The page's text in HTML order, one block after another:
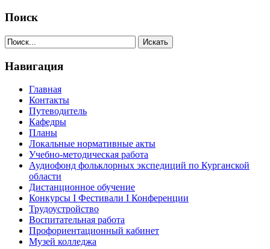
Поиск
Навигация
Главная
Контакты
Путеводитель
Кафедры
Планы
Локальные нормативные акты
Учебно-методическая работа
Аудиофонд фольклорных экспедиций по Курганской
области
Дистанционное обучение
Конкурсы I Фестивали I Конференции
Трудоустройство
Воспитательная работа
Профориентационный кабинет
Музей колледжа